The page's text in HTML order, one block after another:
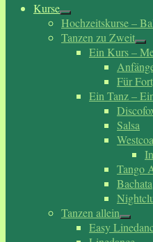
Kurse
Hochzeitskurse –
Tanzen zu Zweit
Ein Kurs –
Für
Ein Tanz –
Salsa
Tango
Bachata
Tanzen allein
Easy